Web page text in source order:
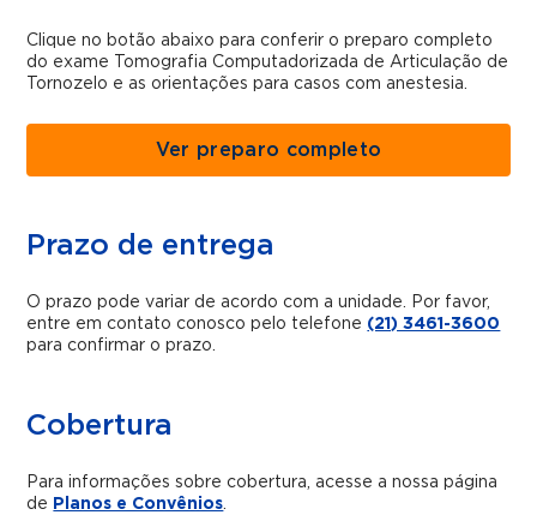
Clique no botão abaixo para conferir o preparo completo
do exame Tomografia Computadorizada de Articulação de
Tornozelo e as orientações para casos com anestesia.
Ver preparo completo
Prazo de entrega
O prazo pode variar de acordo com a unidade. Por favor,
entre em contato conosco pelo telefone (21) 3461-3600
para confirmar o prazo.
Cobertura
Para informações sobre cobertura, acesse a nossa página
de Planos e Convênios.